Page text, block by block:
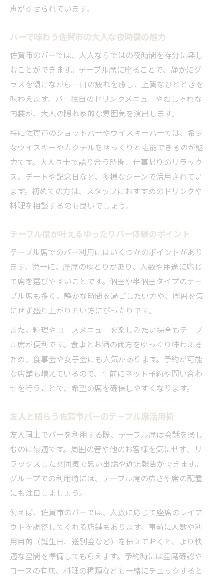
理
テーブル席で過ごす佐賀市バーの魅力発見
佐賀市スペイン料理バーのテーブル席活用
術
雰囲気重視ならテーブル席が選ばれる理由
佐賀市バーで雰囲気を楽しむならテーブル
席
テーブル席がもたらす落ち着きの秘密とは
バーのテーブル席が人気の雰囲気作りの工
夫
佐賀市バーで雰囲気重視の席選びのコツ
おしゃれなバーを楽しむテーブル席の特徴
友人との会話が弾む佐賀市バーのテーブル
席
佐賀市バーで友人と楽しむテーブル席の魅
力
グループ利用におすすめな佐賀市バーの過
ごし方
佐賀市ショットバーで友人と特別なひとと
きを
バーのテーブル席で深まる友人との絆
初めてのバー選びに役立つテーブル席のポイン
ト
ート
佐賀市バーのテーブル席予約のコツと注意
点
バー初心者におすすめの席選びガイド
佐賀市バーでテーブル席を選ぶ際の比較ポ
イント
テーブル席利用で快適なバー体験を実現
声が寄せられています。
バーで味わう佐賀市の大人な夜時間の魅力
佐賀市のバーでは、大人ならではの夜時間を存分に楽し
むことができます。テーブル席に座ることで、静かにグ
ラスを傾けながら一日の疲れを癒し、上質なひとときを
味わえます。バー独自のドリンクメニューやおしゃれな
内装が、大人の隠れ家的な雰囲気を演出します。
特に佐賀市のショットバーやウイスキーバーでは、希少
なウイスキーやカクテルをゆっくりと堪能できるのが魅
力です。大人同士で語り合う時間、仕事帰りのリラック
ス、デートや記念日など、多様なシーンで活用されてい
ます。初めての方は、スタッフにおすすめのドリンクや
料理を相談するのも良いでしょう。
テーブル席が叶えるゆったりバー体験のポイント
テーブル席でのバー利用にはいくつかのポイントがあり
ます。第一に、座席のゆとりがあり、人数や用途に応じ
て席を選びやすいことです。個室や半個室タイプのテー
ブル席も多く、静かな時間を過ごしたい方や、周囲を気
にせず盛り上がりたい方にぴったりです。
また、料理やコースメニューを楽しみたい場合もテーブ
ル席が便利です。食事とお酒の両方をゆっくり味わえる
ため、食事会や女子会にも人気があります。予約が可能
な店舗も増えているので、事前にネット予約や問い合わ
せを行うことで、希望の席を確保しやすくなります。
友人と語らう佐賀市バーのテーブル席活用術
友人同士でバーを利用する際、テーブル席は会話を楽し
むのに最適です。周囲の音や他のお客様を気にせず、リ
ラックスした雰囲気で思い出話や近況報告ができます。
グループでの利用時には、テーブル席の広さや席の配置
にも注目しましょう。
例えば、佐賀市のバーでは、人数に応じて座席のレイア
ウトを調整してくれる店舗もあります。事前に人数や利
用目的（誕生日、送別会など）を伝えておくと、より快
適な空間を準備してもらえます。予約時には空席確認や
コースの有無、料理の種類なども一緒にチェックすると